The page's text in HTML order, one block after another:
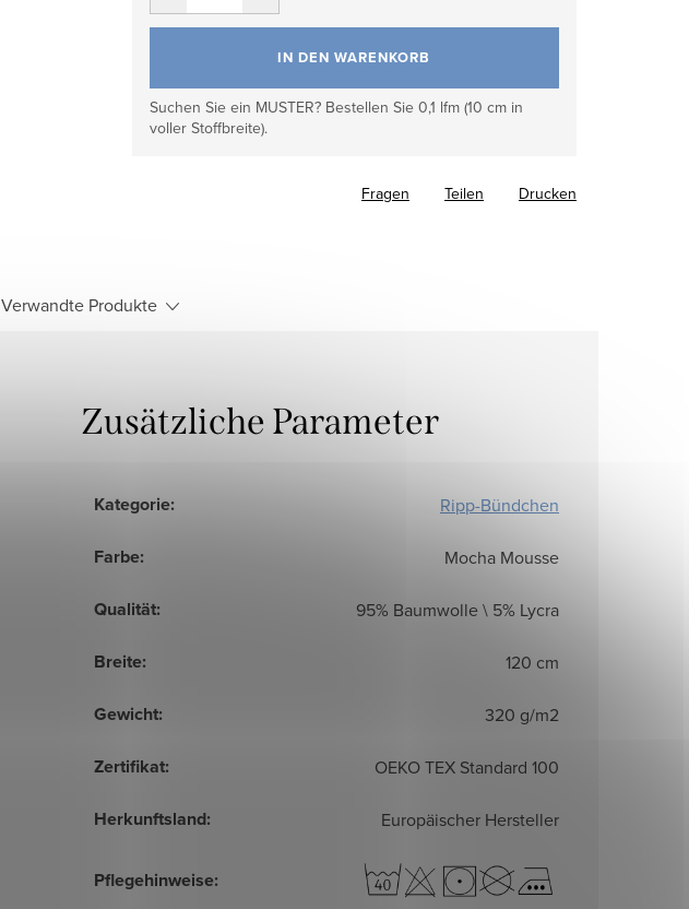
IN DEN WARENKORB
Suchen Sie ein MUSTER? Bestellen Sie 0,1 lfm (10 cm in
voller Stoffbreite).
Drucken
Fragen Teilen
Verwandte Produkte
Zusätzliche Parameter
Kategorie: Ripp-Bündchen
Farbe: Mocha Mousse
Qualität: 95% Baumwolle \ 5% Lycra
Breite: 120 cm
Gewicht: 320 g/m2
Zertifikat: OEKO TEX Standard 100
Herkunftsland: Europäischer Hersteller
Pflegehinweise: